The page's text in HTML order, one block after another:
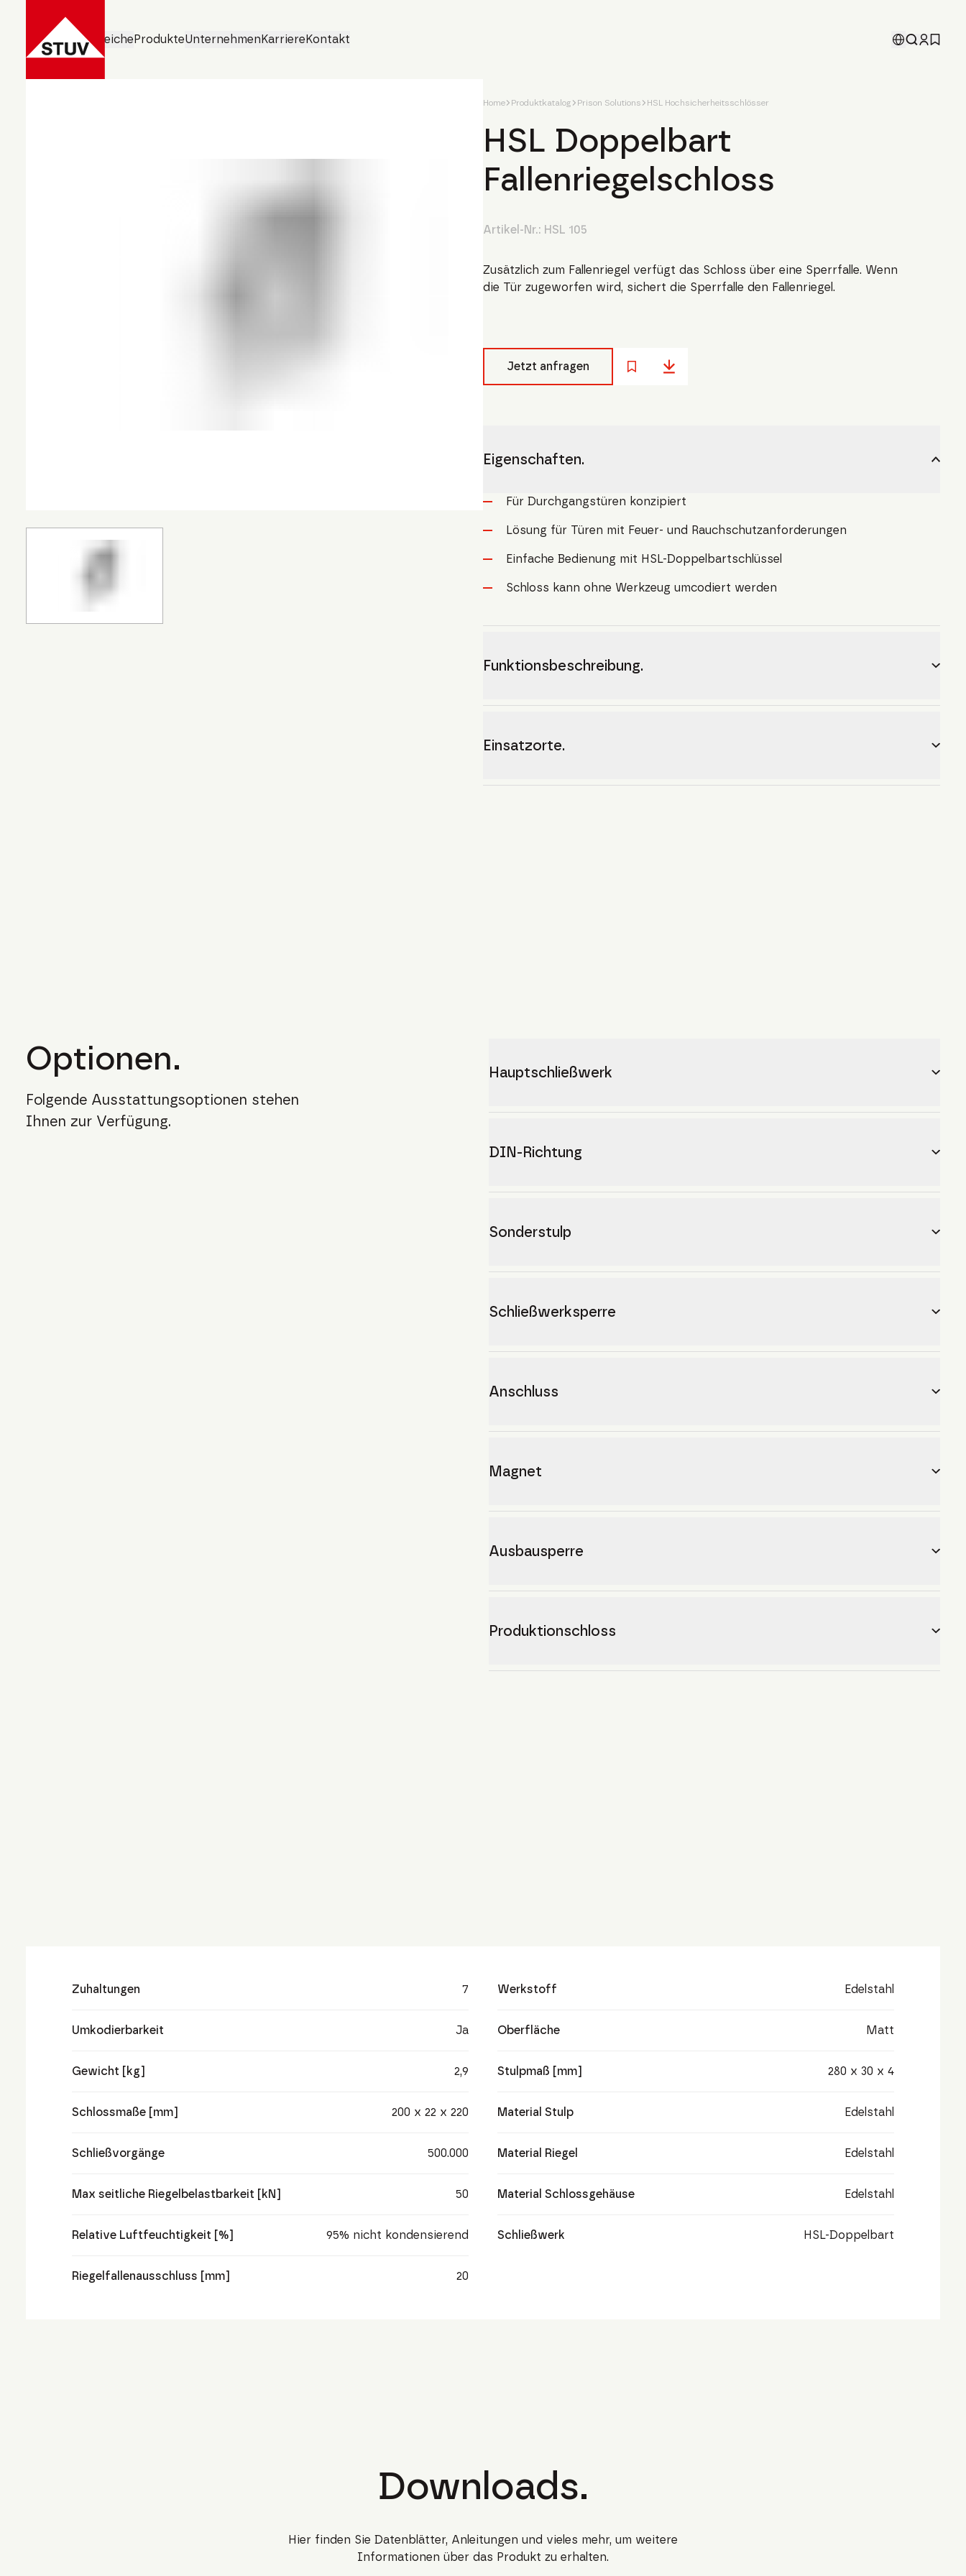
GeschäftsbereicheProdukteUnternehmenKarriereKontakt
Home Produktkatalog Prison Solutions HSL Hochsicherheitsschlösser
HSL Doppelbart
Fallenriegelschloss
Artikel-Nr.: HSL 105
Zusätzlich zum Fallenriegel verfügt das Schloss über eine Sperrfalle. Wenn
die Tür zugeworfen wird, sichert die Sperrfalle den Fallenriegel.
Jetzt anfragen
Eigenschaften.
Für Durchgangstüren konzipiert
Lösung für Türen mit Feuer- und Rauchschutzanforderungen
Einfache Bedienung mit HSL-Doppelbartschlüssel
Schloss kann ohne Werkzeug umcodiert werden
Funktionsbeschreibung.
Einsatzorte.
Optionen.
Folgende Ausstattungsoptionen stehen
Ihnen zur Verfügung.
Hauptschließwerk
DIN-Richtung
Sonderstulp
Schließwerksperre
Anschluss
Magnet
Ausbausperre
Produktionschloss
Zuhaltungen 7
Umkodierbarkeit Ja
Gewicht [kg] 2,9
Schlossmaße [mm] 200 x 22 x 220
Schließvorgänge 500.000
Max seitliche Riegelbelastbarkeit [kN] 50
Relative Luftfeuchtigkeit [%] 95% nicht kondensierend
Riegelfallenausschluss [mm] 20
Werkstoff Edelstahl
Oberfläche Matt
Stulpmaß [mm] 280 x 30 x 4
Material Stulp Edelstahl
Material Riegel Edelstahl
Material Schlossgehäuse Edelstahl
Schließwerk HSL-Doppelbart
Downloads.
Hier finden Sie Datenblätter, Anleitungen und vieles mehr, um weitere
Informationen über das Produkt zu erhalten.